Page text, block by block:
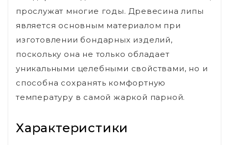
прослужат многие годы. Древесина липы
является основным материалом при
изготовлении бондарных изделий,
поскольку она не только обладает
уникальными целебными свойствами, но и
способна сохранять комфортную
температуру в самой жаркой парной.
Характеристики